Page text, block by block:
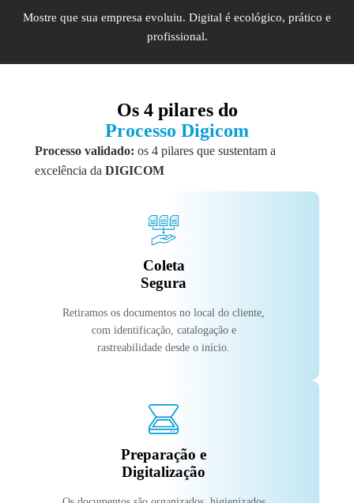
Mostre que sua empresa evoluiu. Digital é ecológico, prático e
profissional.
Os 4 pilares do
Processo Digicom
Processo validado: os 4 pilares que sustentam a
excelência da DIGICOM
Coleta
Segura
Retiramos os documentos no local do cliente,
com identificação, catalogação e
rastreabilidade desde o início.
Preparação e
Digitalização